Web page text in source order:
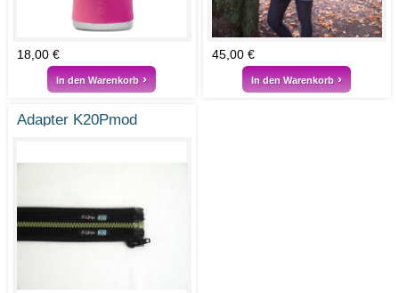
18,00 €
In den Warenkorb
45,00 €
In den Warenkorb
Adapter K20Pmod